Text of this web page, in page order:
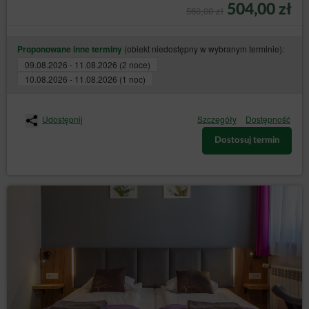
wyrażenia takiej zgody, Gość/Użytkownik otrzymywać
handlowe wysyłane przez Sprzedawcę.
Gość/Użytkownik może w dowolnym momencie
zrezygnować z otrzymywania Newslettera
samodzielnie, poprzez odznaczenie stosownego pola
każdego Newslettera lub za pośrednictwem Biura
dostarczać do Usługodawcy treści, w tym opinii i
innych danych o charakterze bezprawnym.
W ramach rejestracji Go/Użytkownik podaje typ konta
lub płeć, imię, nazwisko, nazwę firmy, NIP, dane do
wystawienia dokumentu sprzedaży, adres e-mail oraz
wybiera hasło. Gość/Użytkownik zapewnia, że dane
podane przez niego/nią w formularzu rejestracyjnym,
560,00 zł 504,00 zł
Proponowane inne terminy (obiekt niedostępny w wybranym terminie):
09.08.2026 - 11.08.2026 (2 noce)
10.08.2026 - 11.08.2026 (1 noc)
Udostępnij Szczegóły Dostępność
Dostosuj termin